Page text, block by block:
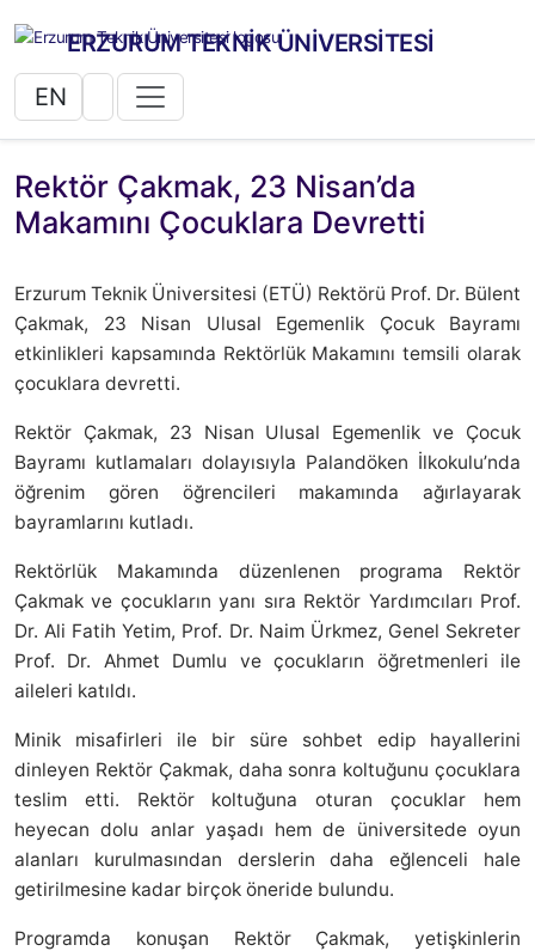
ERZURUM TEKNİK ÜNİVERSİTESİ
EN
Rektör Çakmak, 23 Nisan’da
Makamını Çocuklara Devretti
Erzurum Teknik Üniversitesi (ETÜ) Rektörü Prof. Dr. Bülent
Çakmak, 23 Nisan Ulusal Egemenlik Çocuk Bayramı
etkinlikleri kapsamında Rektörlük Makamını temsili olarak
çocuklara devretti.
Rektör Çakmak, 23 Nisan Ulusal Egemenlik ve Çocuk
Bayramı kutlamaları dolayısıyla Palandöken İlkokulu’nda
öğrenim gören öğrencileri makamında ağırlayarak
bayramlarını kutladı.
Rektörlük Makamında düzenlenen programa Rektör
Çakmak ve çocukların yanı sıra Rektör Yardımcıları Prof.
Dr. Ali Fatih Yetim, Prof. Dr. Naim Ürkmez, Genel Sekreter
Prof. Dr. Ahmet Dumlu ve çocukların öğretmenleri ile
aileleri katıldı.
Minik misafirleri ile bir süre sohbet edip hayallerini
dinleyen Rektör Çakmak, daha sonra koltuğunu çocuklara
teslim etti. Rektör koltuğuna oturan çocuklar hem
heyecan dolu anlar yaşadı hem de üniversitede oyun
alanları kurulmasından derslerin daha eğlenceli hale
getirilmesine kadar birçok öneride bulundu.
Programda konuşan Rektör Çakmak, yetişkinlerin